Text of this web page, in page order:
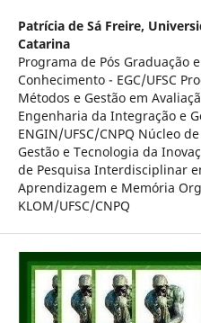
Patrícia de Sá Freire,
Catarina
Programa de Pós Graduação
Conhecimento - EGC/UFSC
Métodos e Gestão em
Engenharia da Integração e
ENGIN/UFSC/CNPQ Núcleo
Gestão e Tecnologia da
de Pesquisa Interdisciplinar
Aprendizagem e Memória
KLOM/UFSC/CNPQ